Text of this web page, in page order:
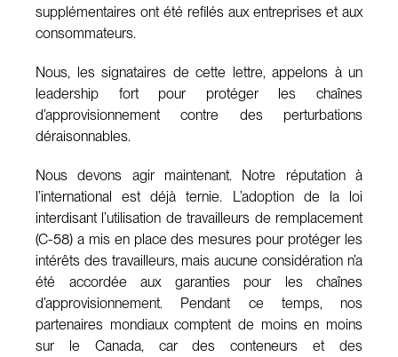
supplémentaires ont été refilés aux entreprises et aux
consommateurs.
Nous, les signataires de cette lettre, appelons à un
leadership fort pour protéger les chaînes
d’approvisionnement contre des perturbations
déraisonnables.
Nous devons agir maintenant. Notre réputation à
l’international est déjà ternie. L’adoption de la loi
interdisant l’utilisation de travailleurs de remplacement
(C-58) a mis en place des mesures pour protéger les
intérêts des travailleurs, mais aucune considération n’a
été accordée aux garanties pour les chaînes
d’approvisionnement. Pendant ce temps, nos
partenaires mondiaux comptent de moins en moins
sur le Canada, car des conteneurs et des